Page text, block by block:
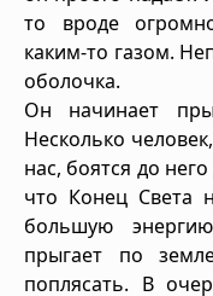
то вроде
каким-то газом.
оболочка.
Он начинает
Несколько
нас, боятся до
что Конец Света
большую
прыгает по
поплясать. В